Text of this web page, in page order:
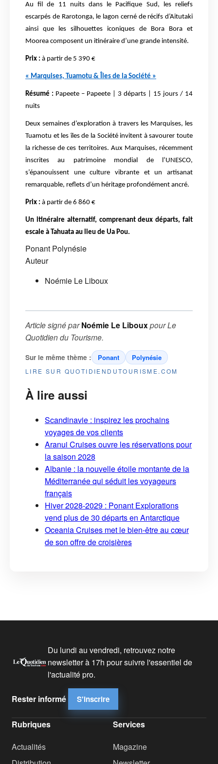
Au fil de 11 nuits dans le Pacifique Sud, les reliefs
escarpés de Rarotonga, le lagon cerné de récifs d’Aitutaki
ainsi que les silhouettes iconiques de Bora Bora et
Moorea composent un itinéraire d’une grande intensité.
Prix : à partir de 5 390 €
« Marquises, Tuamotu & Îles de la Société »
Résumé : Papeete – Papeete | 3 départs | 15 jours / 14
nuits
Deux semaines d’exploration à travers les Marquises, les
Tuamotu et les îles de la Société invitent à savourer toute
la richesse de ces territoires. Aux Marquises, récemment
inscrites au patrimoine mondial de l’UNESCO,
s’épanouissent une culture vibrante et un artisanat
remarquable, reflets d’un héritage profondément ancré.
Prix : à partir de 6 860 €
Un itinéraire alternatif, comprenant deux départs, fait
escale à Tahuata au lieu de Ua Pou.
Ponant Polynésie
Auteur
Noémie Le Liboux
Article signé parNoémie Le LibouxpourLe
Quotidien du Tourisme.
Sur le même thème : Ponant Polynésie
LIRE SUR QUOTIDIENDUTOURISME.COM
À lire aussi
Scandinavie : inspirez les prochains
voyages de vos clients
Aranui Cruises ouvre les réservations pour
la saison 2028
Albanie : la nouvelle étoile montante de la
Méditerranée qui séduit les voyageurs
français
Hiver 2028-2029 : Ponant Explorations
vend plus de 30 départs en Antarctique
Oceania Cruises met le bien-être au cœur
de son offre de croisières
Du lundi au vendredi, retrouvez notre
newsletter à 17h pour suivre l'essentiel de
l'actualité pro.
Rester informé S'inscrire
Rubriques
Actualités
Services
Magazine